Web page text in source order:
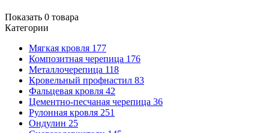
Показать 0 товара
Категории
Мягкая кровля 177
Композитная черепица 176
Металлочерепица 118
Кровельный профнастил 83
Фальцевая кровля 42
Цементно-песчаная черепица 36
Рулонная кровля 251
Ондулин 25